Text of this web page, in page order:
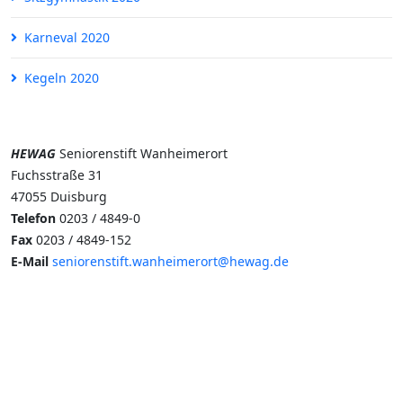
Karneval 2020
Kegeln 2020
HEWAG Seniorenstift Wanheimerort
Fuchsstraße 31
47055 Duisburg
Telefon 0203 / 4849-0
Fax 0203 / 4849-152
E-Mail seniorenstift.wanheimerort@hewag.de